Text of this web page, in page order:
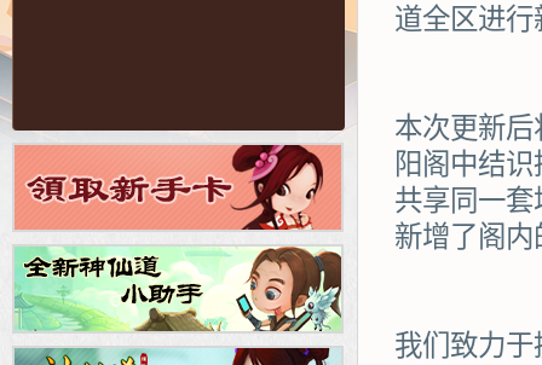
道全区进
本次更新后
阳阁中结
共享同一套
新增了阁内
我们致力